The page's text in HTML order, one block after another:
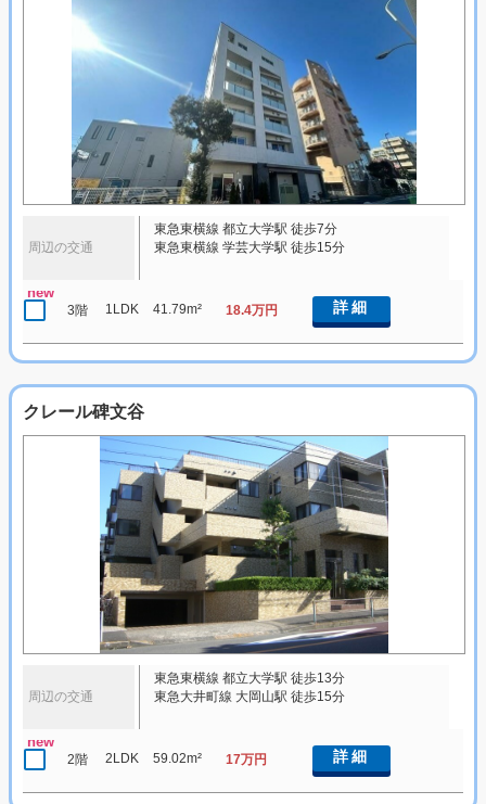
周辺の交通
東急東横線 都立大学駅 徒歩7分
東急東横線 学芸大学駅 徒歩15分
new
3階 1LDK 41.79m² 18.4万円 詳細
クレール碑文谷
周辺の交通
東急東横線 都立大学駅 徒歩13分
東急大井町線 大岡山駅 徒歩15分
new
2階 2LDK 59.02m² 17万円 詳細